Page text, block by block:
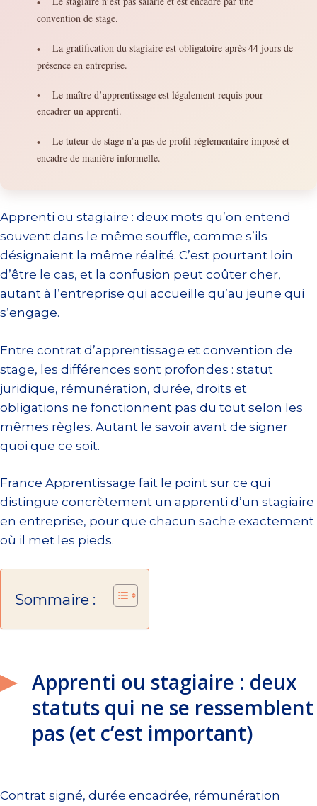
convention de stage.
•
La gratification du stagiaire est obligatoire après 44 jours de
présence en entreprise.
•
Le maître d’apprentissage est légalement requis pour
encadrer un apprenti.
•
Le tuteur de stage n’a pas de profil réglementaire imposé et
encadre de manière informelle.
Apprenti ou stagiaire : deux mots qu’on entend
souvent dans le même souffle, comme s’ils
désignaient la même réalité. C’est pourtant loin
d’être le cas, et la confusion peut coûter cher,
autant à l’entreprise qui accueille qu’au jeune qui
s’engage.
Entre contrat d’apprentissage et convention de
stage, les différences sont profondes : statut
juridique, rémunération, durée, droits et
obligations ne fonctionnent pas du tout selon les
mêmes règles. Autant le savoir avant de signer
quoi que ce soit.
France Apprentissage fait le point sur ce qui
distingue concrètement un apprenti d’un stagiaire
en entreprise, pour que chacun sache exactement
où il met les pieds.
Sommaire :
Apprenti ou stagiaire : deux
statuts qui ne se ressemblent
pas (et c’est important)
Contrat signé, durée encadrée, rémunération